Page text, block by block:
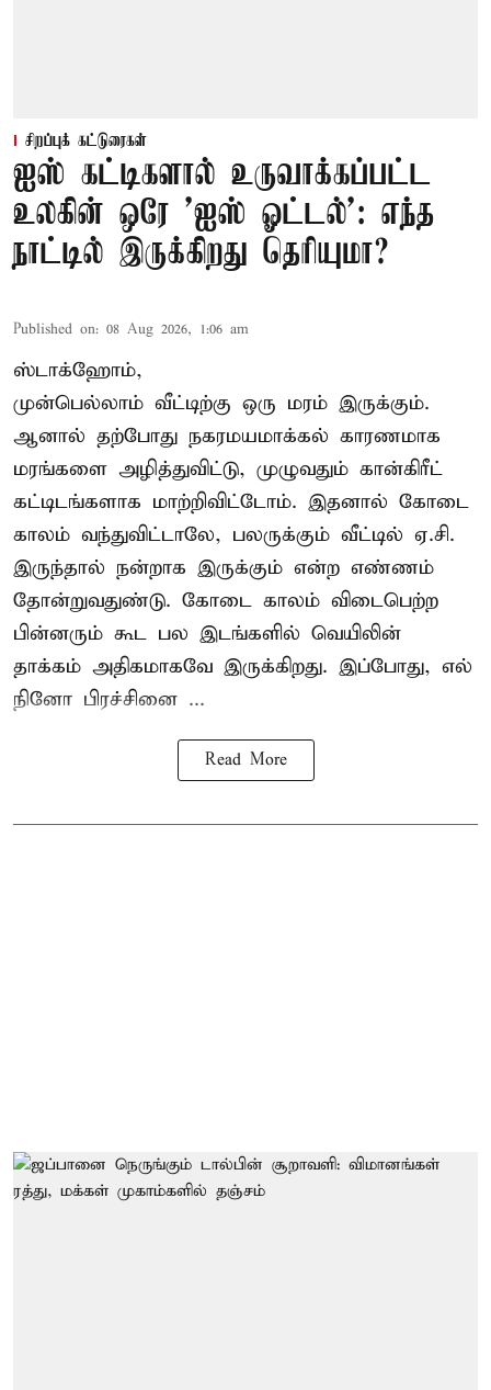
சிறப்புக் கட்டுரைகள்
ஐஸ் கட்டிகளால் உருவாக்கப்பட்ட
உலகின் ஒரே 'ஐஸ் ஓட்டல்': எந்த
நாட்டில் இருக்கிறது தெரியுமா?
Published on: 08 Aug 2026, 1:06 am
ஸ்டாக்ஹோம்,
முன்பெல்லாம் வீட்டிற்கு ஒரு மரம் இருக்கும்.
ஆனால் தற்போது நகரமயமாக்கல் காரணமாக
மரங்களை அழித்துவிட்டு, முழுவதும் கான்கிரீட்
கட்டிடங்களாக மாற்றிவிட்டோம். இதனால் கோடை
காலம் வந்துவிட்டாலே, பலருக்கும் வீட்டில் ஏ.சி.
இருந்தால் நன்றாக இருக்கும் என்ற எண்ணம்
தோன்றுவதுண்டு. கோடை காலம் விடைபெற்ற
பின்னரும் கூட பல இடங்களில் வெயிலின்
தாக்கம் அதிகமாகவே இருக்கிறது. இப்போது, எல்
நினோ பிரச்சினை ...
Read More